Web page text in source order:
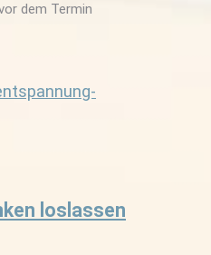
dem Termin
loslassen